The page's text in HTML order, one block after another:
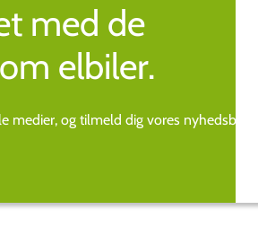
med de
elbiler.
og tilmeld dig vores nyhedsbrev.